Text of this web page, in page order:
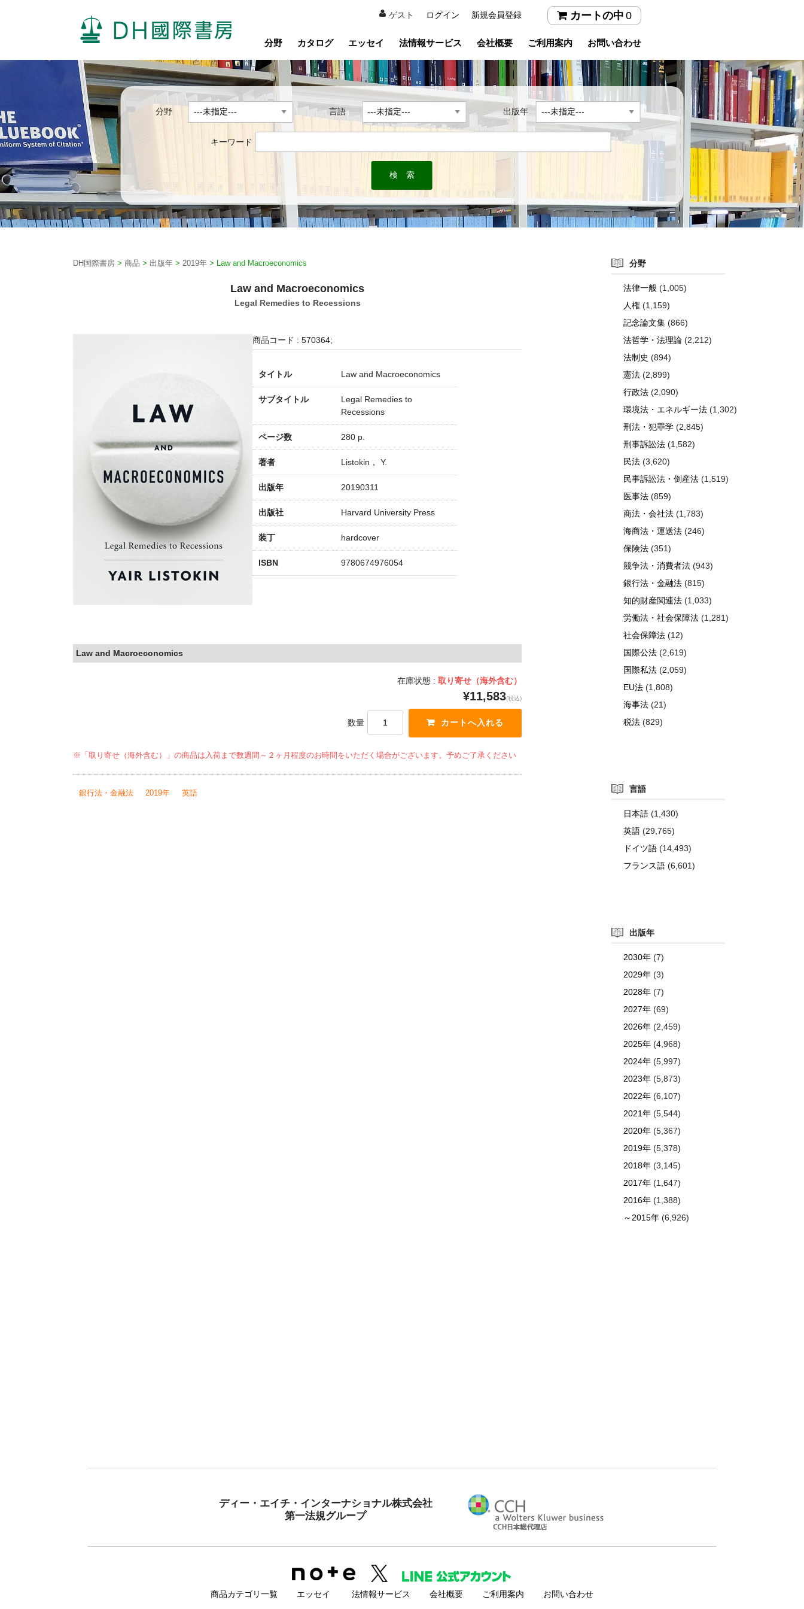
ゲスト ログイン 新規会員登録 カートの中 0
分野 カタログ エッセイ 法情報サービス 会社概要 ご利用案内 お問い合わせ
分野 言語 出版年
キーワード
DH国際書房 > 商品 > 出版年 > 2019年 > Law and Macroeconomics
Law and Macroeconomics
Legal Remedies to Recessions
商品コード : 570364;
タイトル Law and Macroeconomics
サブタイトル
Legal Remedies to
Recessions
ページ数 280 p.
著者 Listokin， Y.
出版年 20190311
出版社 Harvard University Press
装丁 hardcover
ISBN 9780674976054
Law and Macroeconomics
在庫状態 : 取り寄せ（海外含む）
¥11,583(税込)
数量
※「取り寄せ（海外含む）」の商品は入荷まで数週間～２ヶ月程度のお時間をいただく場合がございます。予めご了承ください
銀行法・金融法 2019年 英語
分野
法律一般 (1,005)
人権 (1,159)
記念論文集 (866)
法哲学・法理論 (2,212)
法制史 (894)
憲法 (2,899)
行政法 (2,090)
環境法・エネルギー法 (1,302)
刑法・犯罪学 (2,845)
刑事訴訟法 (1,582)
民法 (3,620)
民事訴訟法・倒産法 (1,519)
医事法 (859)
商法・会社法 (1,783)
海商法・運送法 (246)
保険法 (351)
競争法・消費者法 (943)
銀行法・金融法 (815)
知的財産関連法 (1,033)
労働法・社会保障法 (1,281)
社会保障法 (12)
国際公法 (2,619)
国際私法 (2,059)
EU法 (1,808)
海事法 (21)
税法 (829)
言語
日本語 (1,430)
英語 (29,765)
ドイツ語 (14,493)
フランス語 (6,601)
出版年
2030年 (7)
2029年 (3)
2028年 (7)
2027年 (69)
2026年 (2,459)
2025年 (4,968)
2024年 (5,997)
2023年 (5,873)
2022年 (6,107)
2021年 (5,544)
2020年 (5,367)
2019年 (5,378)
2018年 (3,145)
2017年 (1,647)
2016年 (1,388)
～2015年 (6,926)
ディー・エイチ・インターナショナル株式会社
第一法規グループ
商品カテゴリ一覧 エッセイ 法情報サービス 会社概要 ご利用案内 お問い合わせ